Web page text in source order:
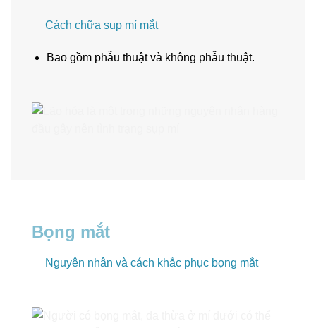
Cách chữa sụp mí mắt
Bao gồm phẫu thuật và không phẫu thuật.
Bọng mắt
Nguyên nhân và cách khắc phục bọng mắt